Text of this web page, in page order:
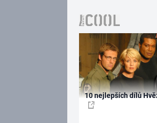
10 nejlepších dílů